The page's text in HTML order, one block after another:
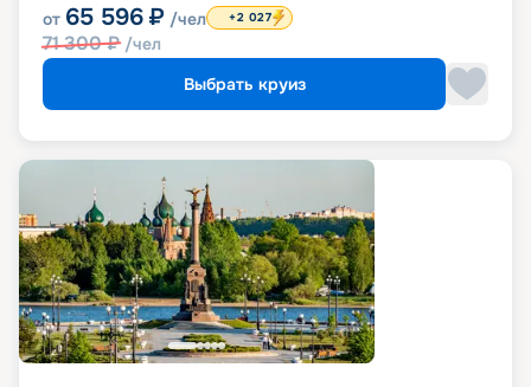
от 65 596 ₽ /чел
71 300₽ /чел
+2 027
Выбрать круиз